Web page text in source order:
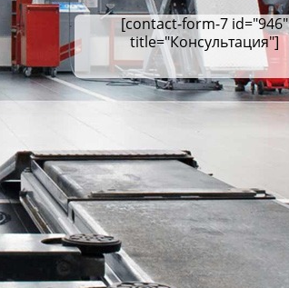
[contact-form-7 id="946"
title="Консультация"]